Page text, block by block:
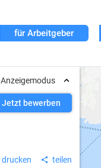
für Arbeitgeber
Anzeigemodus
Jetzt bewerben
drucken teilen